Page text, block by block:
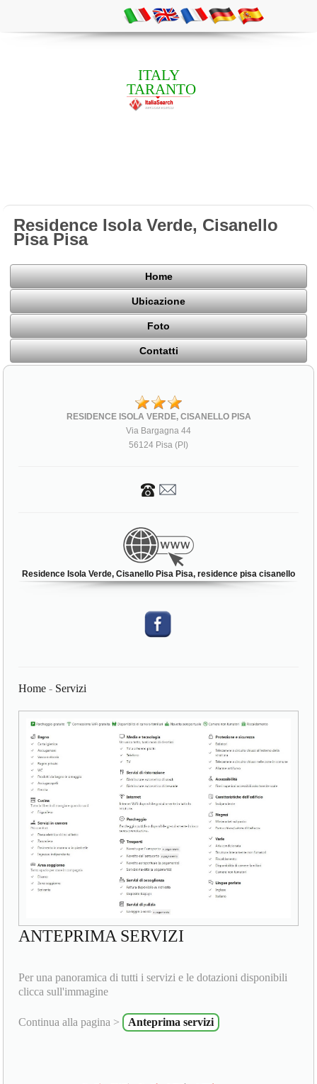
ITALY
TARANTO
Residence Isola Verde, Cisanello
Pisa Pisa
Home
Ubicazione
Foto
Contatti
RESIDENCE ISOLA VERDE, CISANELLO PISA
Via Bargagna 44
56124 Pisa (PI)
Residence Isola Verde, Cisanello Pisa Pisa, residence pisa cisanello
Home - Servizi
ANTEPRIMA SERVIZI
Per una panoramica di tutti i servizi e le dotazioni disponibili
clicca sull'immagine
Continua alla pagina > Anteprima servizi